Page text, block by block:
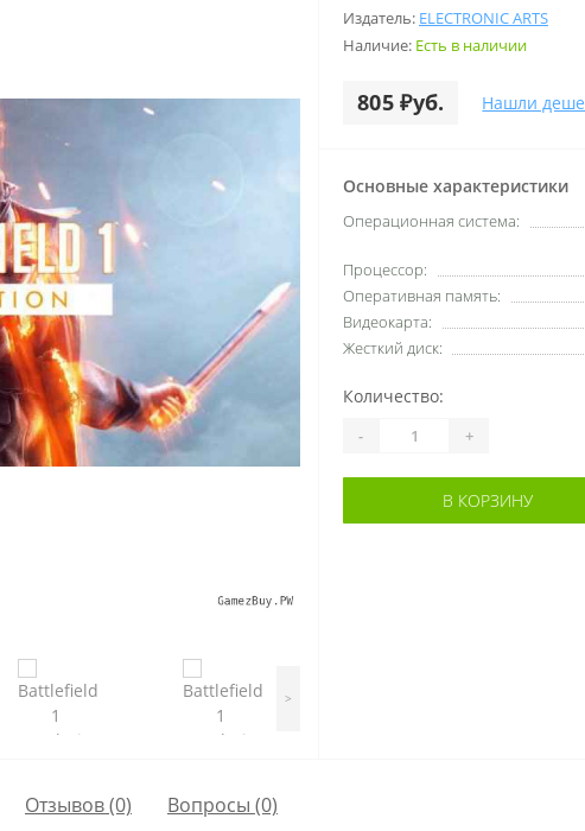
>
Издатель: ELECTRONIC ARTS
Наличие: Есть в наличии
805 ₽уб. Нашли
Основные характеристики
Операционная система:
Процессор:
Оперативная память:
Видеокарта:
Жесткий диск:
Количество:
- +
В КОРЗИНУ
Отзывов (0) Вопросы (0)